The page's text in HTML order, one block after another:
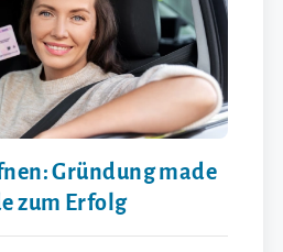
Gründung made
zum Erfolg